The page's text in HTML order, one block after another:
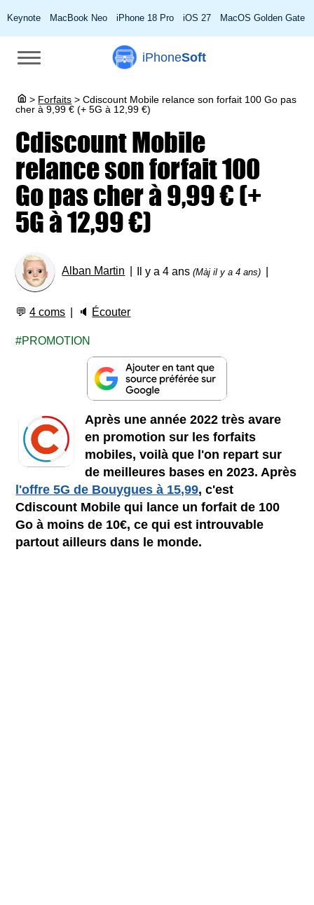
Keynote MacBook Neo iPhone 18 Pro iOS 27 MacOS Golden Gate
iPhoneSoft
> Forfaits > Cdiscount Mobile relance son forfait 100 Go pas
cher à 9,99 € (+ 5G à 12,99 €)
Cdiscount Mobile
relance son forfait 100
Go pas cher à 9,99 € (+
5G à 12,99 €)
Alban Martin Il y a 4 ans(Màj il y a 4 ans)
💬4 coms 🔈 Écouter
PROMOTION
Après une année 2022 très avare
en promotion sur les forfaits
mobiles, voilà que l'on repart sur
de meilleures bases en 2023. Après
l'offre 5G de Bouygues à 15,99, c'est
Cdiscount Mobile qui lance un forfait de 100
Go à moins de 10€, ce qui est introuvable
partout ailleurs dans le monde.